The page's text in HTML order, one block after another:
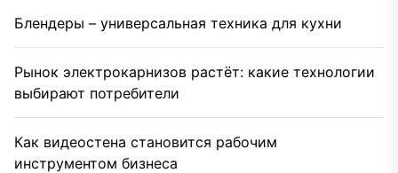
Блендеры – универсальная техника для кухни
Рынок электрокарнизов растёт: какие технологии
выбирают потребители
Как видеостена становится рабочим
инструментом бизнеса